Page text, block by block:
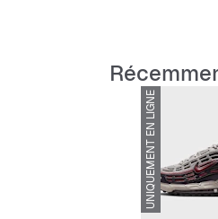
UNIQUEMENT EN LIGNE